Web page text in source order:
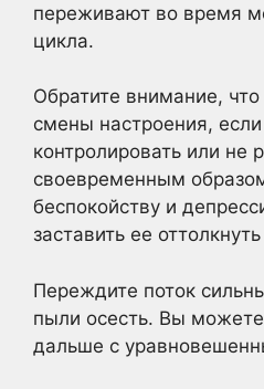
переживают во время
цикла.
Обратите внимание,
смены настроения,
контролировать или
своевременным
беспокойству и
заставить ее
Переждите поток
пыли осесть. Вы можете
дальше с